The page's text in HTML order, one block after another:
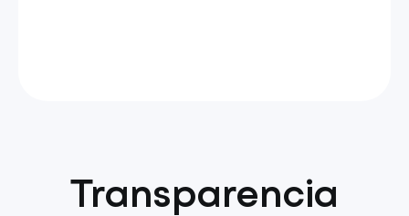
Transparencia